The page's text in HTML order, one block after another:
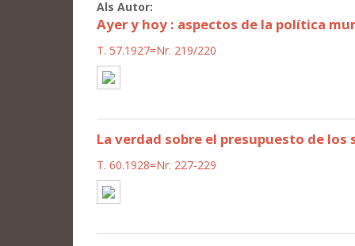
Als Autor:
Ayer y hoy : aspectos de la política
T. 57.1927=Nr. 219/220
La verdad sobre el presupuesto de los
T. 60.1928=Nr. 227-229